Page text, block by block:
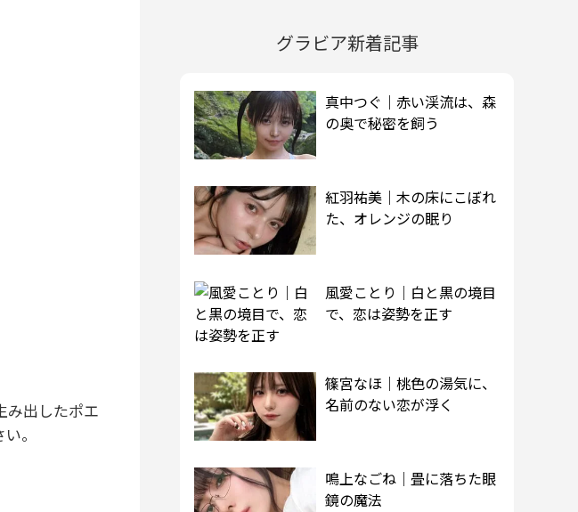
み出したポエ
。
グラビア新着記事
真中つぐ｜赤い渓流は、森
の奥で秘密を飼う
紅羽祐美｜木の床にこぼれ
た、オレンジの眠り
風愛ことり｜白と黒の境目
で、恋は姿勢を正す
篠宮なほ｜桃色の湯気に、
名前のない恋が浮く
鳴上なごね｜畳に落ちた眼
鏡の魔法